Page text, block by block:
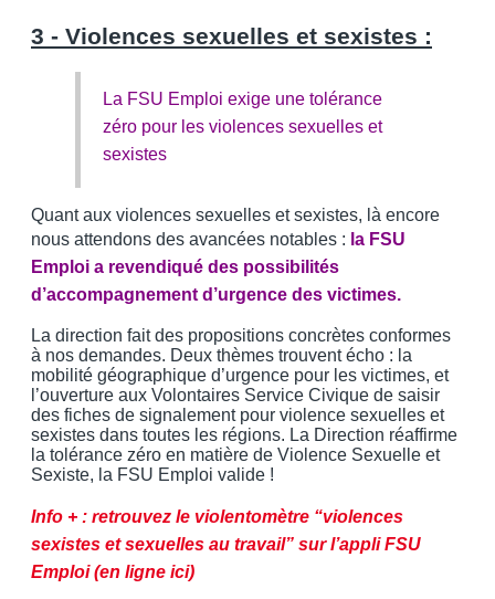
3 - Violences sexuelles et sexistes :
La FSU Emploi exige une tolérance
zéro pour les violences sexuelles et
sexistes
Quant aux violences sexuelles et sexistes, là encore
nous attendons des avancées notables : la FSU
Emploi a revendiqué des possibilités
d’accompagnement d’urgence des victimes.
La direction fait des propositions concrètes conformes
à nos demandes. Deux thèmes trouvent écho : la
mobilité géographique d’urgence pour les victimes, et
l’ouverture aux Volontaires Service Civique de saisir
des fiches de signalement pour violence sexuelles et
sexistes dans toutes les régions. La Direction réaffirme
la tolérance zéro en matière de Violence Sexuelle et
Sexiste, la FSU Emploi valide !
Info + : retrouvez le violentomètre “violences
sexistes et sexuelles au travail” sur l’appli FSU
Emploi (en ligne ici)